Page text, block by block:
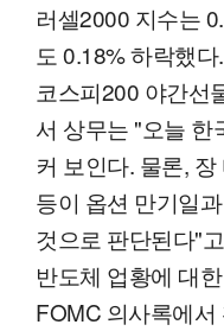
러셀2000 지수는
도 0.18% 하락했다.
코스피200 야간선
서 상무는 "오늘 한
커 보인다. 물론,
등이 옵션 만기일
것으로 판단된다"
반도체 업황에 대
FOMC 의사록에